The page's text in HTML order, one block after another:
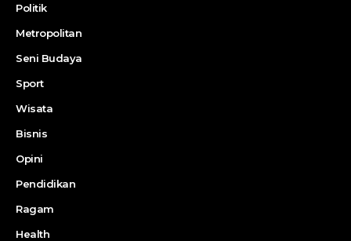
Politik
Metropolitan
Seni Budaya
Sport
Wisata
Bisnis
Opini
Pendidikan
Ragam
Health